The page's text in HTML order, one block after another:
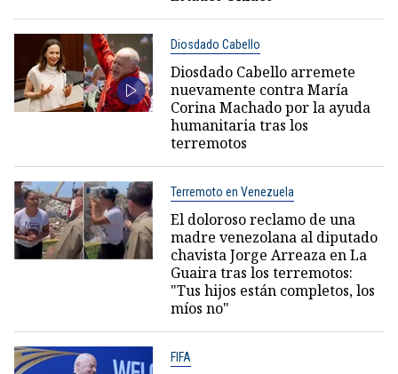
Diosdado Cabello
Diosdado Cabello arremete
nuevamente contra María
Corina Machado por la ayuda
humanitaria tras los
terremotos
Terremoto en Venezuela
El doloroso reclamo de una
madre venezolana al diputado
chavista Jorge Arreaza en La
Guaira tras los terremotos:
"Tus hijos están completos, los
míos no"
FIFA